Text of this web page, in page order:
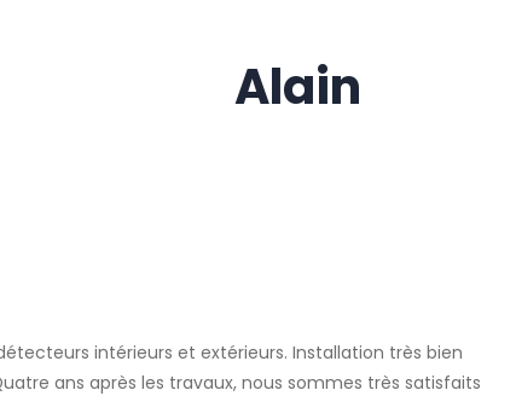
Alain
intérieurs et extérieurs. Installation très bien
ans après les travaux, nous sommes très satisfaits